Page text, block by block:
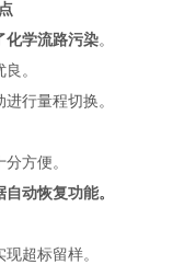
化学流路污染。
。
行量程切换。
方便。
动恢复功能。
超标留样。